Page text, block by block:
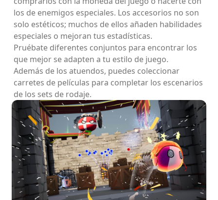
los de enemigos especiales. Los accesorios no son
solo estéticos; muchos de ellos añaden habilidades
especiales o mejoran tus estadísticas.
Pruébate diferentes conjuntos para encontrar los
que mejor se adapten a tu estilo de juego.
Además de los atuendos, puedes coleccionar
carretes de películas para completar los escenarios
de los sets de rodaje.